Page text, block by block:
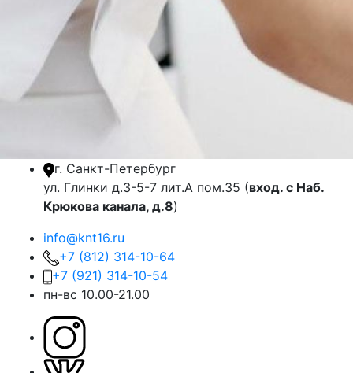
г. Санкт-Петербург
ул. Глинки д.3-5-7 лит.А пом.35 (вход. с Наб.
Крюкова канала, д.8)
info@knt16.ru
+7 (812) 314-10-64
+7 (921) 314-10-54
пн-вс 10.00-21.00